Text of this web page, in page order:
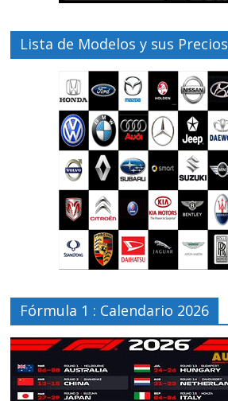
Lista de Modelos y sus Precios
Fórmula 1 : Calendario 2026